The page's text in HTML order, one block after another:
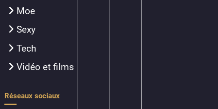
Moe
Sexy
Tech
Vidéo et films
Réseaux sociaux